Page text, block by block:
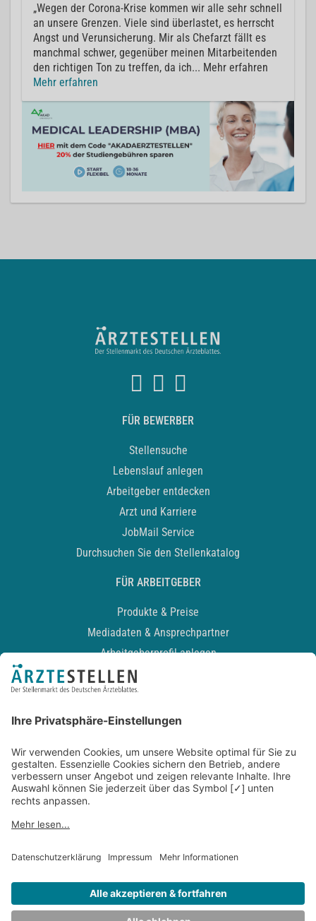
„Wegen der Corona-Krise kommen wir alle sehr schnell
an unsere Grenzen. Viele sind überlastet, es herrscht
Angst und Verunsicherung. Mir als Chefarzt fällt es
manchmal schwer, gegenüber meinen Mitarbeitenden
den richtigen Ton zu treffen, da ich... Mehr erfahren
Mehr erfahren
FÜR BEWERBER
Stellensuche
Lebenslauf anlegen
Arbeitgeber entdecken
Arzt und Karriere
JobMail Service
Durchsuchen Sie den Stellenkatalog
FÜR ARBEITGEBER
Produkte & Preise
Mediadaten & Ansprechpartner
Arbeitgeberprofil anlegen
Recruiting-Podcast
Kontakt
Datenschutz
Newsletter